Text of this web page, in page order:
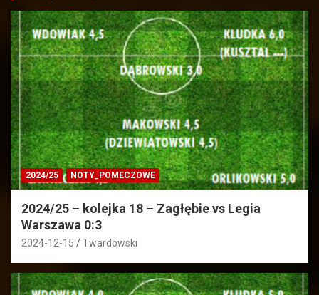
2024/25 NOTY_POMECZOWE
2024/25 – kolejka 18 – Zagłębie vs Legia
Warszawa 0:3
2024-12-15 Twardowski